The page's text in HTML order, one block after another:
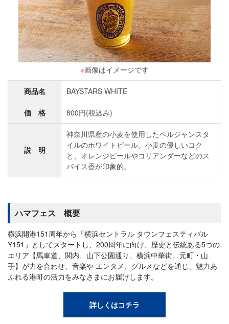
※画像はイメージです
商品名 BAYSTARS WHITE
価 格 800円(税込み)
説 明
神奈川県産の小麦を使用したベルジャンスタ
イルのホワイトビール。小麦の優しいコク
と、オレンジピールやコリアンダーなどのス
パイス香が印象的。
ハマフェス 概要
横浜開港151周年から「横浜セントラル タウンフェスティバル
Y151」としてスタートし、200周年に向け、歴史と伝統ある5つの
エリア【馬車道、関内、山下公園通り、横浜中華街、元町・山
手】が力を合わせ、音楽や エンタメ、グルメなどを通じ、魅力あ
ふれる港町の活力をみなさまにお届けします。
詳しくはコチラ